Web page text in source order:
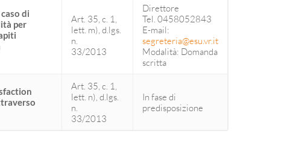
di
per
Art. 35, c. 1,
lett. m), d.lgs.
n.
33/2013
Direttore
Tel. 0458052843
E-mail:
segreteria@esu.vr.it
Modalità: Domanda
scritta
Art. 35, c. 1,
lett. n), d.lgs.
n.
33/2013
In fase di
predisposizione